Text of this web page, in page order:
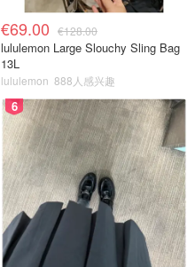
€69.00 €128.00
lululemon Large Slouchy Sling Bag
13L
lululemon 888人感兴趣
6